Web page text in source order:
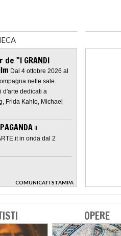
"I GRANDI
Dal 4 ottobre 2026 al
nelle sale
d'arte dedicati a
Frida Kahlo, Michael
Il
in onda dal 2
COMUNICATI STAMPA
>
OPERE